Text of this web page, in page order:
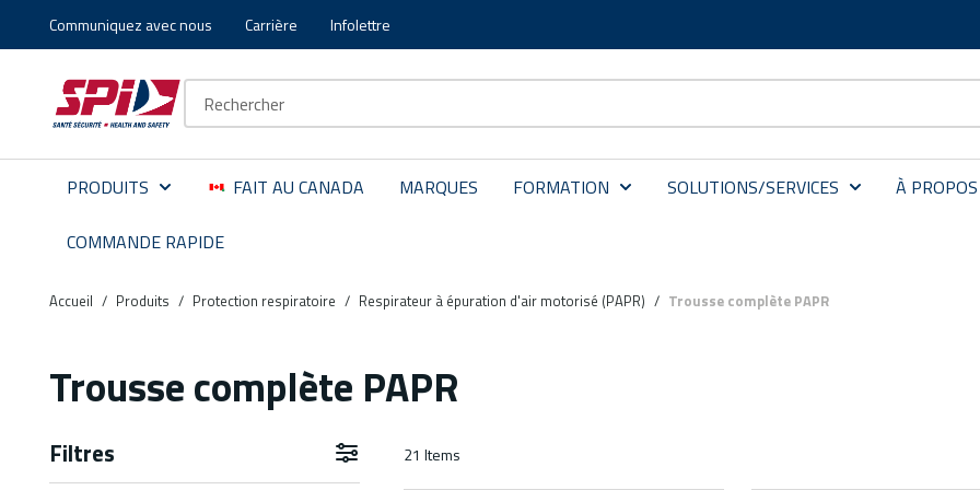
Aller au contenu principal
Skip to menu
Skip to footer
Communiquez avec nous Carrière Infolettre
PRODUITS FAIT AU CANADA MARQUES FORMATION SOLUTIONS/SERVICES À PROPOS
COMMANDE RAPIDE
Accueil / Produits / Protection respiratoire / Respirateur à épuration d'air motorisé (PAPR) / Trousse complète PAPR
Trousse complète PAPR
Filtres Aller aux résultats 21 Items